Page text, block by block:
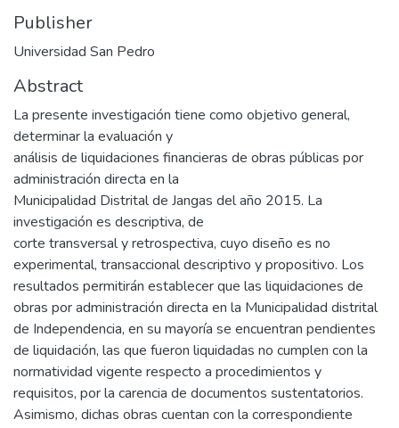
Publisher
Universidad San Pedro
Abstract
La presente investigación tiene como objetivo general,
determinar la evaluación y
análisis de liquidaciones financieras de obras públicas por
administración directa en la
Municipalidad Distrital de Jangas del año 2015. La
investigación es descriptiva, de
corte transversal y retrospectiva, cuyo diseño es no
experimental, transaccional descriptivo y propositivo. Los
resultados permitirán establecer que las liquidaciones de
obras por administración directa en la Municipalidad distrital
de Independencia, en su mayoría se encuentran pendientes
de liquidación, las que fueron liquidadas no cumplen con la
normatividad vigente respecto a procedimientos y
requisitos, por la carencia de documentos sustentatorios.
Asimismo, dichas obras cuentan con la correspondiente